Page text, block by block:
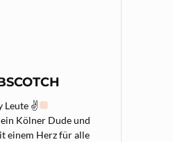
Leute ✌
ein Kölner Dude und
einem Herz für alle